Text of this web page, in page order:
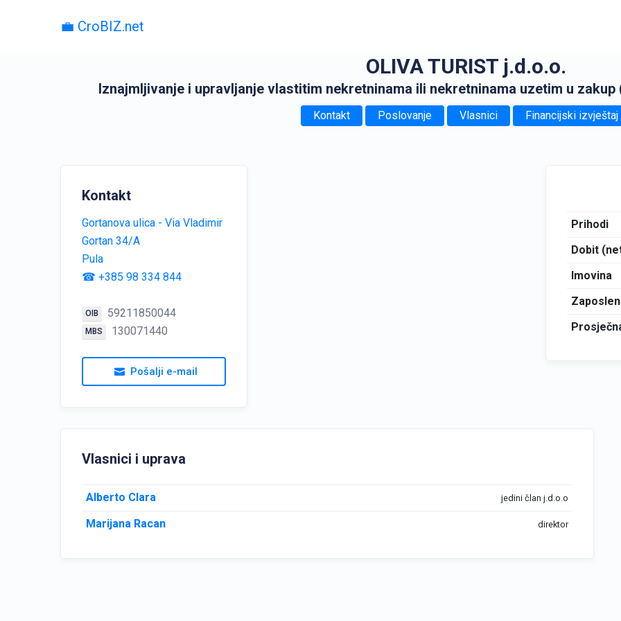
💼 CroBIZ.net
OLIVA TURIST j.d.o.o.
Iznajmljivanje i upravljanje vlastitim nekretninama ili nekretninama uzetim u zakup
Kontakt Poslovanje Vlasnici Financijski izvještaj
Kontakt
Gortanova ulica - Via Vladimir
Gortan 34/A
Pula
☎ +385 98 334 844
OIB 59211850044
MBS 130071440
Pošalji e-mail
Prihodi
Dobit
Imovina
Vlasnici i uprava
Alberto Clara jedini član j.d.o.o
Marijana Racan direktor